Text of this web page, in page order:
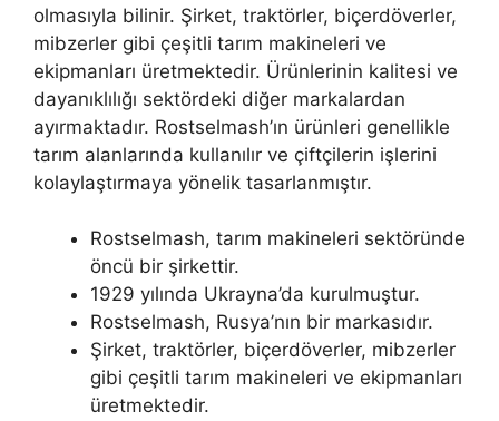
olmasıyla bilinir. Şirket, traktörler, biçerdöverler,
mibzerler gibi çeşitli tarım makineleri ve
ekipmanları üretmektedir. Ürünlerinin kalitesi ve
dayanıklılığı sektördeki diğer markalardan
ayırmaktadır. Rostselmash’ın ürünleri genellikle
tarım alanlarında kullanılır ve çiftçilerin işlerini
kolaylaştırmaya yönelik tasarlanmıştır.
Rostselmash, tarım makineleri sektöründe
öncü bir şirkettir.
1929 yılında Ukrayna’da kurulmuştur.
Rostselmash, Rusya’nın bir markasıdır.
Şirket, traktörler, biçerdöverler, mibzerler
gibi çeşitli tarım makineleri ve ekipmanları
üretmektedir.